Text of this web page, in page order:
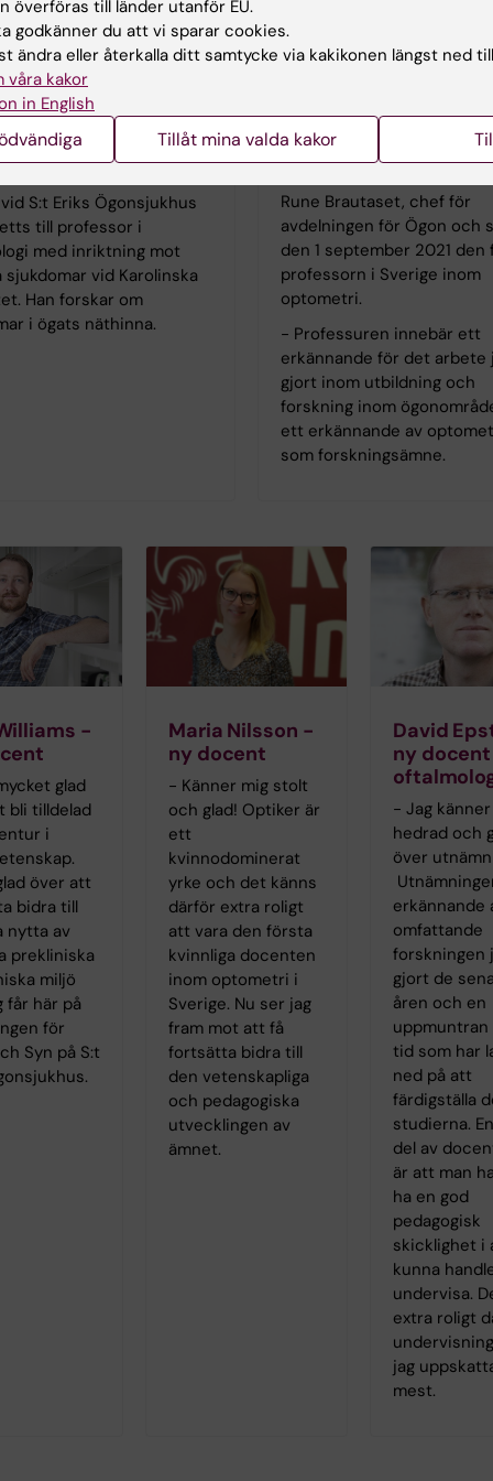
Kvanta utsedd till
i oftalmologi
S:t Eriks Ögonsjukhus
till professor i
med inriktning mot
sjukdomar vid Karolinska
Han forskar om
i ögats näthinna.
Rune Brautaset -
första professor inom
optometri
Rune Brautaset, chef för
avdelningen för Ögon och
den 1 september 2021 den
professorn i Sverige inom
optometri.
- Professuren innebär ett
erkännande för det arbete
gjort inom utbildning och
forskning inom
ett erkännande av
som forskningsämne.
-
glad
bli tilldelad
i
över att
bidra till
nytta av
prekliniska
miljö
får här på
för
Syn på S:t
Maria Nilsson -
ny docent
- Känner mig stolt
och glad! Optiker är
ett
kvinnodominerat
yrke och det känns
därför extra roligt
att vara den första
kvinnliga docenten
inom optometri i
Sverige. Nu ser jag
fram mot att få
fortsätta bidra till
den vetenskapliga
och pedagogiska
utvecklingen av
ämnet.
David
ny
- Jag
hedrad och
över
erkännande
omfattande
forskningen
gjort de
åren och en
uppmuntran
tid som har
ned på att
färdigställa
studierna.
del av
är att man
ha en god
pedagogisk
skicklighet i
kunna
undervisa.
extra roligt
jag
mest.
överföras till länder utanför EU.
godkänner du att vi sparar cookies.
ändra eller återkalla ditt samtycke via kakikonen längst ned
våra kakor
in English
Tillåt mina valda kakor